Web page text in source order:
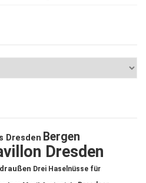
Dresden Bergen
Dresden
Drei Haselnüsse für